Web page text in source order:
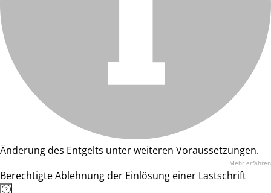
Änderung des Entgelts unter weiteren Voraussetzungen.
Mehr erfahren
Berechtigte Ablehnung der Einlösung einer Lastschrift